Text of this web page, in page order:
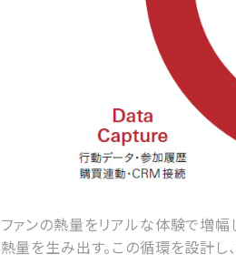
ファンの熱量をリアルな体験で増幅
熱量を生み出す。この循環を設計し